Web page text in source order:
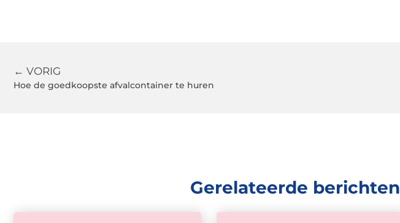
← VORIG
Hoe de goedkoopste afvalcontainer te huren
Gerelateerde berichten